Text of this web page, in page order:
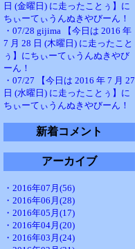
日 (金曜日) に走ったことぅ】に
ちぃーてぃうんぬきやびーん！
・07/28 gijima 【今日は 2016 年
7 月 28 日 (木曜日) に走ったこと
ぅ】にちぃーてぃうんぬきやび
ーん！
・07/27 【今日は 2016 年 7 月 27
日 (水曜日) に走ったことぅ】に
ちぃーてぃうんぬきやびーん！
新着コメント
アーカイブ
・2016年07月(56)
・2016年06月(28)
・2016年05月(17)
・2016年04月(20)
・2016年03月(24)